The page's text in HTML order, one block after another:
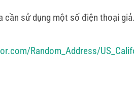
cần sử dụng một số điện thoại
Random_Address/